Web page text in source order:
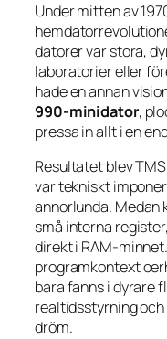
Under mitten av
datorer var stora,
laboratorier eller
hade en annan
990-minidator,
pressa in allt i en
Resultatet blev
var tekniskt
annorlunda. Medan
små interna
direkt i RAM-
programkontext
bara fanns i dyrare
realtidsstyrning
dröm.